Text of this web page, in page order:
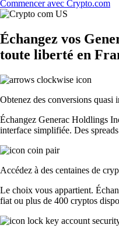
Commencer avec Crypto.com
Échangez vos
toute liberté en
Obtenez des conversions quasi
Échangez Generac Holdlings
interface simplifiée. Des
Accédez à des centaines de
Le choix vous appartient.
fiat ou plus de 400 cryptos